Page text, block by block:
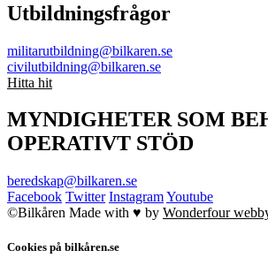
Utbildningsfrågor
militarutbildning@bilkaren.se
civilutbildning@bilkaren.se
Hitta hit
MYNDIGHETER SOM
OPERATIVT STÖD
beredskap@bilkaren.se
Facebook Twitter InstagramYoutube
©Bilkåren Made with ♥ by Wonderfour
Cookies på bilkåren.se